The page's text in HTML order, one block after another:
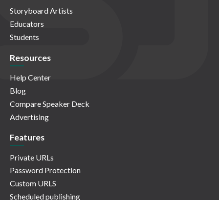
Storyboard Artists
Educators
Students
Resources
Help Center
Blog
Compare Speaker Deck
Advertising
Features
Private URLs
Password Protection
Custom URLS
Scheduled publishing